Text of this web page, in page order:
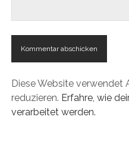
Diese Website verwendet
reduzieren. Erfahre, wie
verarbeitet werden.